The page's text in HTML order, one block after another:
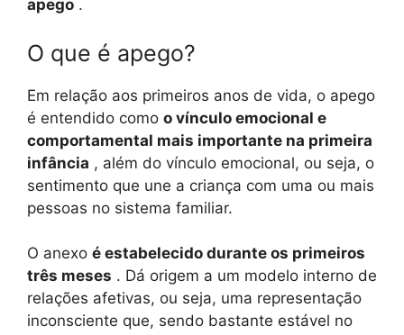
apego .
O que é apego?
Em relação aos primeiros anos de vida, o apego
é entendido como o vínculo emocional e
comportamental mais importante na primeira
infância , além do vínculo emocional, ou seja, o
sentimento que une a criança com uma ou mais
pessoas no sistema familiar.
O anexo é estabelecido durante os primeiros
três meses . Dá origem a um modelo interno de
relações afetivas, ou seja, uma representação
inconsciente que, sendo bastante estável no